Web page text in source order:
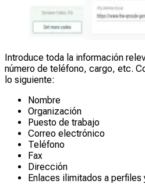
Introduce toda la información
número de teléfono, cargo, etc.
lo siguiente:
Nombre
Organización
Puesto de trabajo
Correo electrónico
Teléfono
Fax
Dirección
Enlaces ilimitados a perfiles